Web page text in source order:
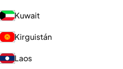
Kuwait
Kirguistán
Laos